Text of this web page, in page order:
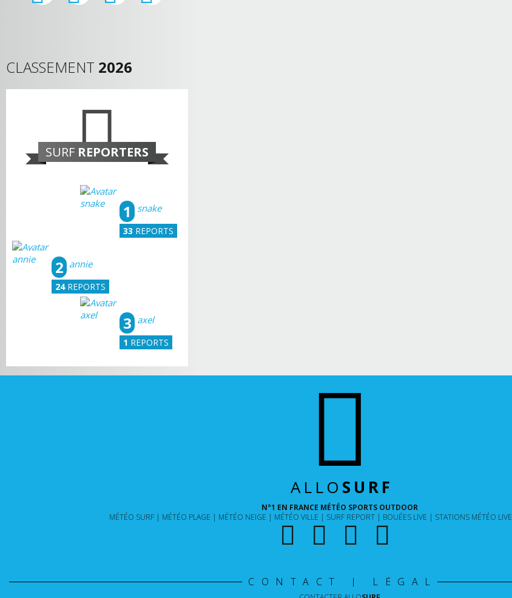
CLASSEMENT 2026
SURF REPORTERS
snake
1
33 REPORTS
annie
2
24REPORTS
axel
3
1 REPORTS
ALLO SURF
N°1 EN FRANCE MÉTÉO SPORTS OUTDOOR
MÉTÉO SURF
MÉTÉO PLAGE MÉTÉO NEIGE MÉTÉO VILLE SURF REPORT BOUÉES LIVE STATIONS MÉTÉO LIVE
CONTACT | LÉGAL